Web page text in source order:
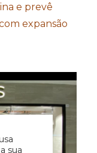
sua
e prevê
expansão